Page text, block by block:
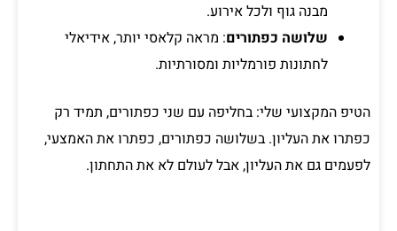
מבנה גוף ולכל אירוע.
שלושה כפתורים: מראה קלאסי יותר, אידיאלי
לחתונות פורמליות ומסורתיות.
הטיפ המקצועי שלי: בחליפה עם שני כפתורים, תמיד רק
כפתרו את העליון. בשלושה כפתורים, כפתרו את האמצעי,
לפעמים גם את העליון, אבל לעולם לא את התחתון.